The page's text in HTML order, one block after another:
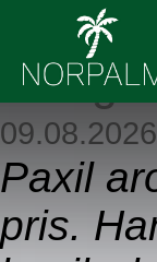
30mg
09.08.2026
Paxil
pris.